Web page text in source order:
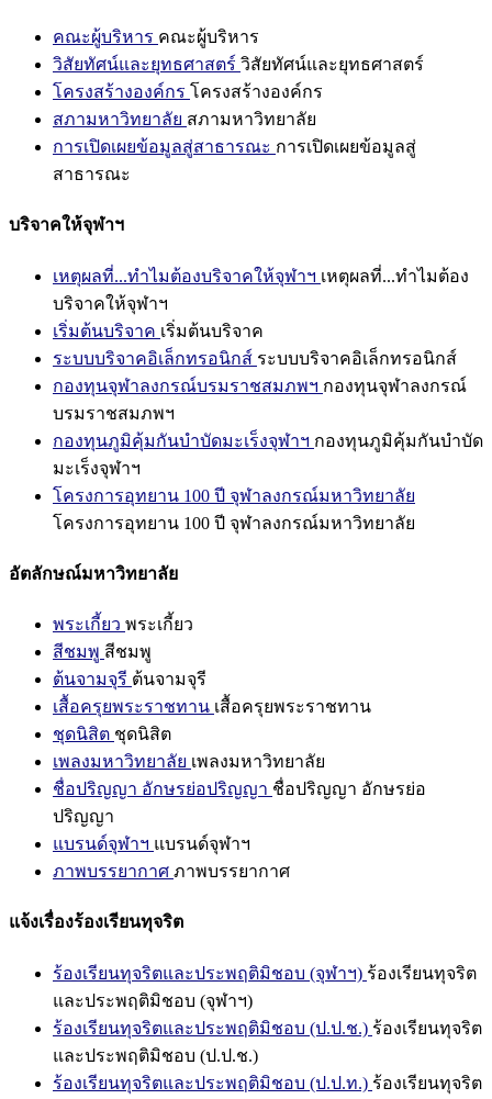
คณะผู้บริหาร คณะผู้บริหาร
วิสัยทัศน์และยุทธศาสตร์ วิสัยทัศน์และยุทธศาสตร์
โครงสร้างองค์กร โครงสร้างองค์กร
สภามหาวิทยาลัย สภามหาวิทยาลัย
การเปิดเผยข้อมูลสู่สาธารณะ การเปิดเผยข้อมูลสู่
สาธารณะ
บริจาคให้จุฬาฯ
เหตุผลที่...ทำไมต้องบริจาคให้จุฬาฯ เหตุผลที่...ทำไมต้อง
บริจาคให้จุฬาฯ
เริ่มต้นบริจาค เริ่มต้นบริจาค
ระบบบริจาคอิเล็กทรอนิกส์ ระบบบริจาคอิเล็กทรอนิกส์
กองทุนจุฬาลงกรณ์บรมราชสมภพฯ กองทุนจุฬาลงกรณ์
บรมราชสมภพฯ
กองทุนภูมิคุ้มกันบำบัดมะเร็งจุฬาฯ กองทุนภูมิคุ้มกันบำบัด
มะเร็งจุฬาฯ
โครงการอุทยาน 100 ปี จุฬาลงกรณ์มหาวิทยาลัย
โครงการอุทยาน 100 ปี จุฬาลงกรณ์มหาวิทยาลัย
อัตลักษณ์มหาวิทยาลัย
พระเกี้ยว พระเกี้ยว
สีชมพู สีชมพู
ต้นจามจุรี ต้นจามจุรี
เสื้อครุยพระราชทาน เสื้อครุยพระราชทาน
ชุดนิสิต ชุดนิสิต
เพลงมหาวิทยาลัย เพลงมหาวิทยาลัย
ชื่อปริญญา อักษรย่อปริญญา ชื่อปริญญา อักษรย่อ
ปริญญา
แบรนด์จุฬาฯ แบรนด์จุฬาฯ
ภาพบรรยากาศ ภาพบรรยากาศ
แจ้งเรื่องร้องเรียนทุจริต
ร้องเรียนทุจริตและประพฤติมิชอบ (จุฬาฯ) ร้องเรียนทุจริต
และประพฤติมิชอบ (จุฬาฯ)
ร้องเรียนทุจริตและประพฤติมิชอบ (ป.ป.ช.) ร้องเรียนทุจริต
และประพฤติมิชอบ (ป.ป.ช.)
ร้องเรียนทุจริตและประพฤติมิชอบ (ป.ป.ท.) ร้องเรียนทุจริต